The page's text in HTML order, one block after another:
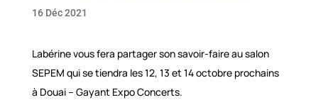
16 Déc 2021
Labérine vous fera partager son savoir-faire au salon
SEPEM qui se tiendra les 12, 13 et 14 octobre prochains
à Douai – Gayant Expo Concerts.